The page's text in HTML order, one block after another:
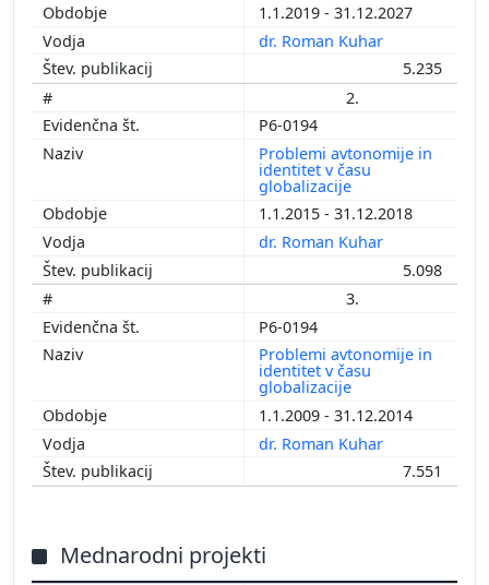
1.1.2019 - 31.12.2027
dr. Roman Kuhar
5.235
2.
P6-0194
Problemi avtonomije in
identitet v času
globalizacije
1.1.2015 - 31.12.2018
dr. Roman Kuhar
5.098
3.
P6-0194
Problemi avtonomije in
identitet v času
globalizacije
1.1.2009 - 31.12.2014
dr. Roman Kuhar
7.551
Mednarodni projekti